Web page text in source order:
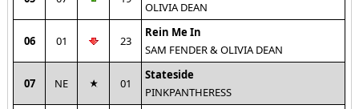
OLIVIA DEAN
06 01 23
Rein Me In
SAM FENDER & OLIVIA DEAN
07 NE 01
Stateside
PINKPANTHERESS